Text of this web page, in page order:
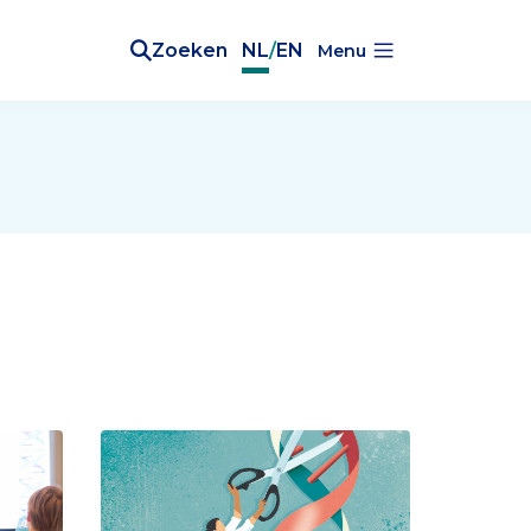
Zoeken NL/EN Menu